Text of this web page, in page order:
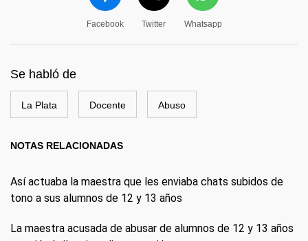
Facebook Twitter Whatsapp
Se habló de
La Plata Docente Abuso
NOTAS RELACIONADAS
Así actuaba la maestra que les enviaba chats subidos de
tono a sus alumnos de 12 y 13 años
La maestra acusada de abusar de alumnos de 12 y 13 años